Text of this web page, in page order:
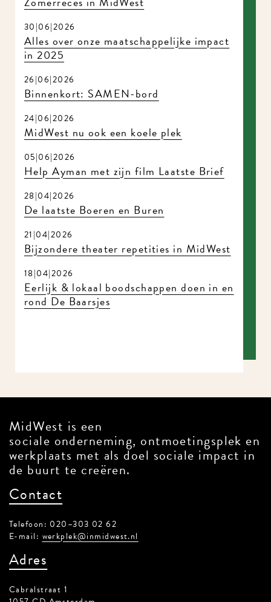
30|06|2026
Alles over onze maatschappelijke impact
in 2025
26|06|2026
Binnenkort: SAMEN-bord
24|06|2026
MidWest nu ook een koele plek
05|06|2026
Help Ayman met zijn film Laatste Brief
28|04|2026
De laatste Boeren en Buren
21|04|2026
Bijzondere theater repetities in MidWest
18|04|2026
Eerlijk & lokaal boodschappen doen in en
rond De Baarsjes
MidWest is een
sociale onderneming, ontmoetingsplek en
werkplaats met als doel sociale impact in
de buurt te creëren.
Contact
Telefoon: 020–303 02 62
E-mail: werkplek@inmidwest.nl
Adres
Cabralstraat 1